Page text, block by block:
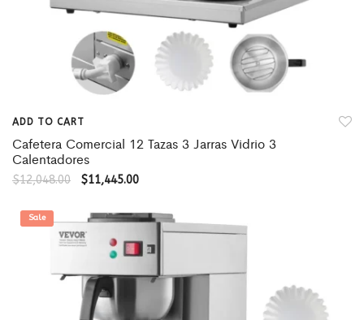
ADD TO CART
Cafetera Comercial 12 Tazas 3 Jarras Vidrio 3
Calentadores
$12,048.00 $11,445.00
Sale